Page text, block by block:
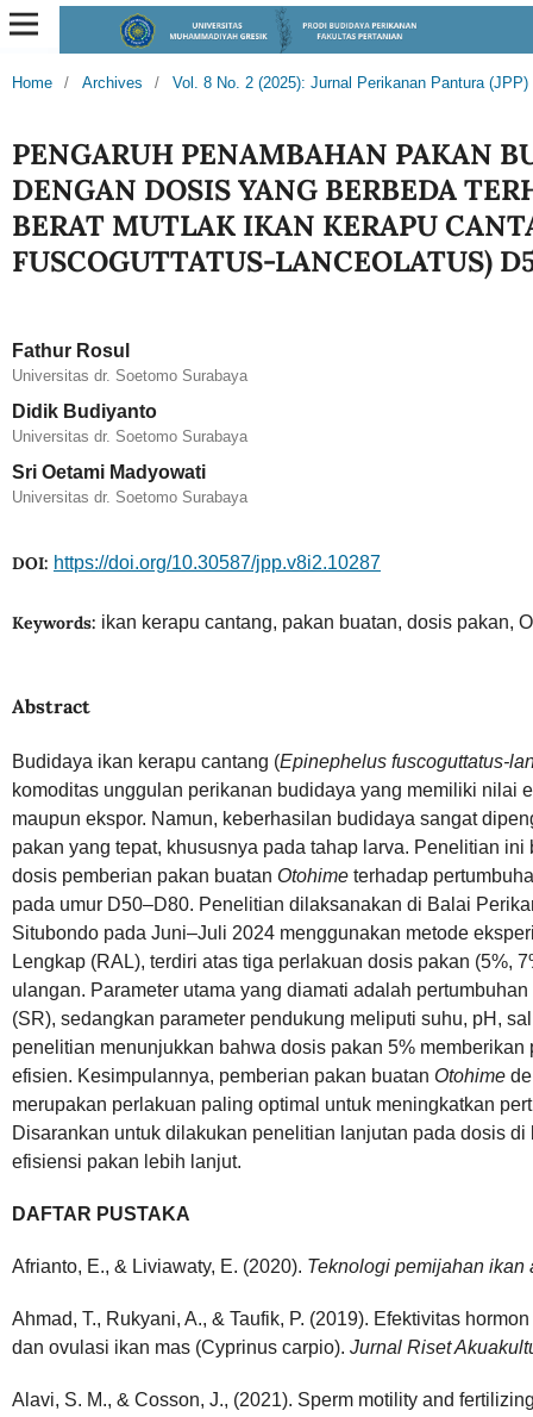
Home / Archives / Vol. 8 No. 2 (2025): Jurnal Perikanan Pantura (JPP)
PENGARUH PENAMBAHAN PAKAN
DENGAN DOSIS YANG BERBEDA
BERAT MUTLAK IKAN KERAPU
FUSCOGUTTATUS-LANCEOLATUS)
Fathur Rosul
Universitas dr. Soetomo Surabaya
Didik Budiyanto
Universitas dr. Soetomo Surabaya
Sri Oetami Madyowati
Universitas dr. Soetomo Surabaya
DOI: https://doi.org/10.30587/jpp.v8i2.10287
Keywords: ikan kerapu cantang, pakan buatan, dosis pakan,
Abstract
Budidaya ikan kerapu cantang (Epinephelus fuscoguttatus-
komoditas unggulan perikanan budidaya yang memiliki nilai
maupun ekspor. Namun, keberhasilan budidaya sangat
pakan yang tepat, khususnya pada tahap larva. Penelitian
dosis pemberian pakan buatan Otohimeterhadap
pada umur D50–D80. Penelitian dilaksanakan di Balai
Situbondo pada Juni–Juli 2024 menggunakan metode
Lengkap (RAL), terdiri atas tiga perlakuan dosis pakan (5%,
ulangan. Parameter utama yang diamati adalah
(SR), sedangkan parameter pendukung meliputi suhu, pH,
penelitian menunjukkan bahwa dosis pakan 5%
efisien. Kesimpulannya, pemberian pakan buatan Otohime
merupakan perlakuan paling optimal untuk meningkatkan
Disarankan untuk dilakukan penelitian lanjutan pada dosis
efisiensi pakan lebih lanjut.
DAFTAR PUSTAKA
Afrianto, E., & Liviawaty, E. (2020). Teknologi pemijahan ikan
Ahmad, T., Rukyani, A., & Taufik, P. (2019). Efektivitas
dan ovulasi ikan mas (Cyprinus carpio). Jurnal Riset
Alavi, S. M., & Cosson, J., (2021). Sperm motility and